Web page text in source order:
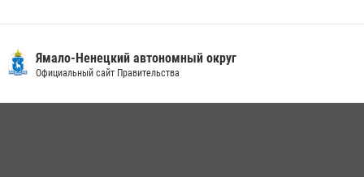
18 июля 2026, 09:36 3
«Росгвардия. Вехи истории»: войска правопорядка на охране
стратегических объектов поверженной Германии (видео)
Ямало-Ненецкий автономный округ
Официальный сайт Правительства